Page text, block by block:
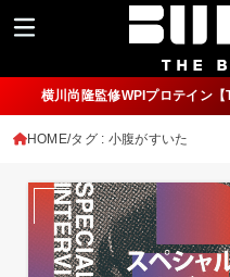
横川尚隆監修WPIプロテイン
HOME タグ : 小腹がすいた